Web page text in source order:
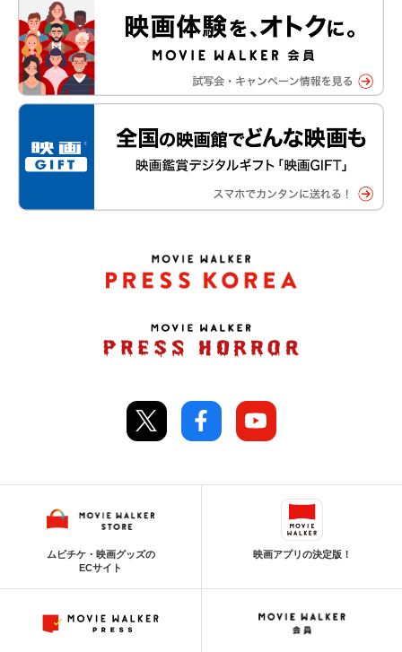
ムビチケ・映画グッズの
ECサイト
映画アプリの決定版！